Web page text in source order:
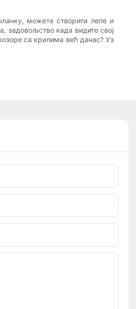
можете створити лепе и
задовољство када видите свој
са крилима већ данас? Уз